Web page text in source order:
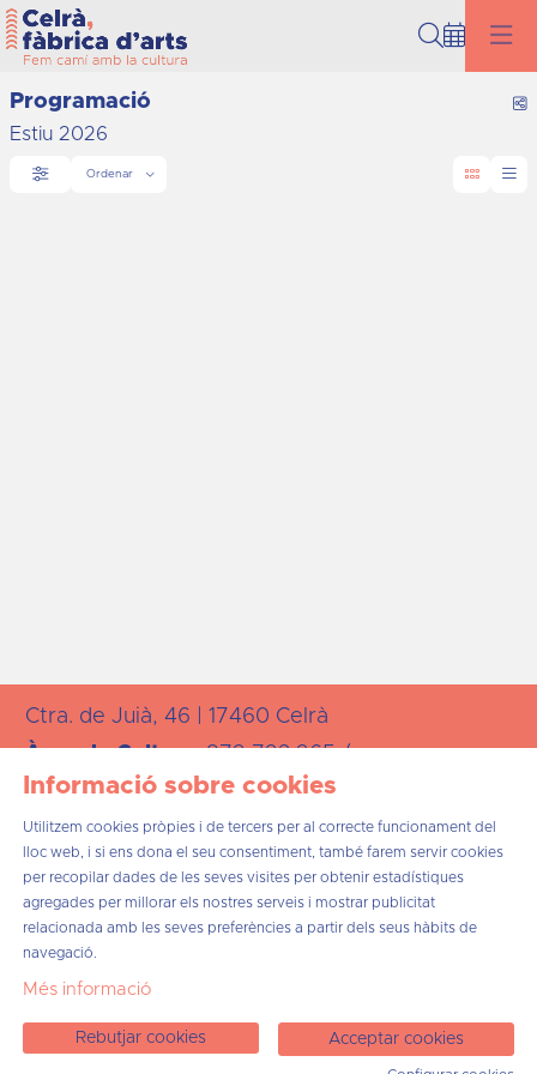
Programació
Estiu 2026
Filtrar Ordenar
Ctra. de Juià, 46 | 17460 Celrà
Àrea deCultura:872 723 265 /
cultura@celra.cat
Sitemap
Informació sobre cookies
Utilitzem cookies pròpies i de tercers per al correcte funcionament del
lloc web, i si ens dona el seu consentiment, també farem servir cookies
per recopilar dades de les seves visites per obtenir estadístiques
agregades per millorar els nostres serveis i mostrar publicitat
relacionada amb les seves preferències a partir dels seus hàbits de
navegació.
Més informació
Acceptar cookies
Rebutjar cookies